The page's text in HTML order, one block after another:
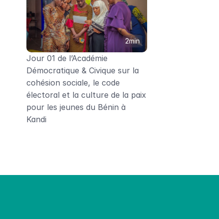
2min
Jour 01 de l’Académie
Démocratique & Civique sur la
cohésion sociale, le code
électoral et la culture de la paix
pour les jeunes du Bénin à
Kandi